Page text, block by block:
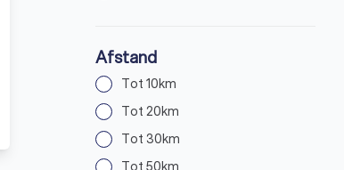
Afstand
Tot 10km
Tot 20km
Tot 30km
Tot 50km